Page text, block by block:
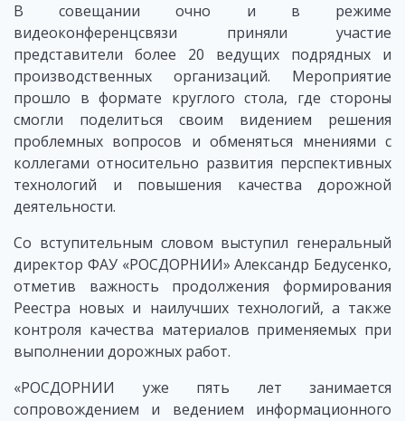
В совещании очно и в режиме
видеоконференцсвязи приняли участие
представители более 20 ведущих подрядных и
производственных организаций. Мероприятие
прошло в формате круглого стола, где стороны
смогли поделиться своим видением решения
проблемных вопросов и обменяться мнениями с
коллегами относительно развития перспективных
технологий и повышения качества дорожной
деятельности.
Со вступительным словом выступил генеральный
директор ФАУ «РОСДОРНИИ» Александр Бедусенко,
отметив важность продолжения формирования
Реестра новых и наилучших технологий, а также
контроля качества материалов применяемых при
выполнении дорожных работ.
«РОСДОРНИИ уже пять лет занимается
сопровождением и ведением информационного